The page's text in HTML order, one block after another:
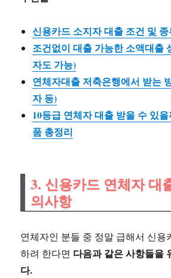
신용카드 소지자 대출 조건 및
조건없이 대출 가능한 소액대출
자도 가능)
연체자대출 저축은행에서 받는
자 등)
10등급 연체자 대출 받을 수 있
품 총정리
3. 신용카드 연체자 대
의사항
연체자인 분들 중 정말 급해서 신용
하려 한다면 다음과 같은 사항들을
다.